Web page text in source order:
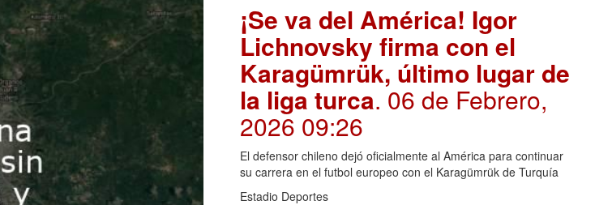
¡Se va del América! Igor
Lichnovsky firma con el
Karagümrük, último lugar de
la liga turca. 06 de Febrero,
2026 09:26
El defensor chileno dejó oficialmente al América para continuar
su carrera en el futbol europeo con el Karagümrük de Turquía
Estadio Deportes